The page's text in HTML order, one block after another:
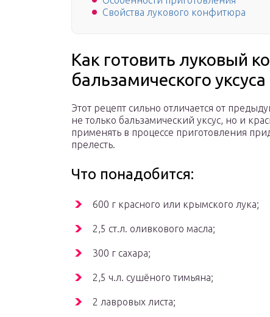
Свойства лукового конфитюра
Как готовить луковый
бальзамического уксуса
Этот рецепт сильно отличается от
не только бальзамический уксус, но и
применять в процессе приготовления
прелесть.
Что понадобится:
600 г красного или крымского лука;
2,5 ст.л. оливкового масла;
300 г сахара;
2,5 ч.л. сушёного тимьяна;
2 лавровых листа;